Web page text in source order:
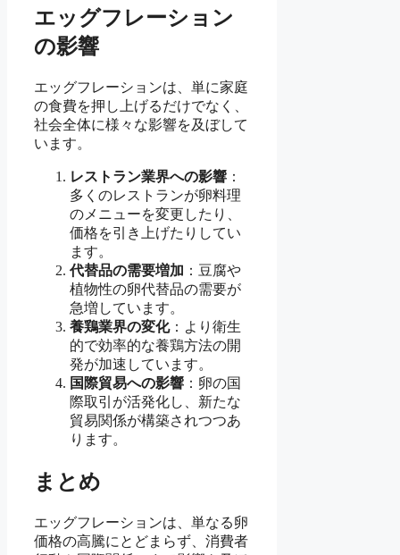
エッグフレーション
の影響
エッグフレーションは、単に家庭
の食費を押し上げるだけでなく、
社会全体に様々な影響を及ぼして
います。
レストラン業界への影響 ：
多くのレストランが卵料理
のメニューを変更したり、
価格を引き上げたりしてい
ます。
代替品の需要増加 ：豆腐や
植物性の卵代替品の需要が
急増しています。
養鶏業界の変化：より衛生
的で効率的な養鶏方法の開
発が加速しています。
国際貿易への影響 ：卵の国
際取引が活発化し、新たな
貿易関係が構築されつつあ
ります。
まとめ
エッグフレーションは、単なる卵
価格の高騰にとどまらず、消費者